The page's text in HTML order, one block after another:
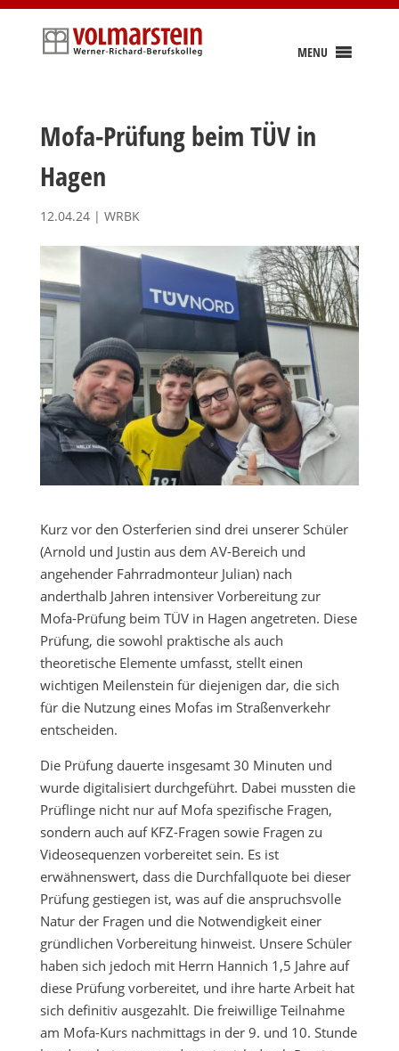
Skip
content
MENU
Mofa-Prüfung beim TÜV in
Hagen
12.04.24| WRBK
Kurz vor den Osterferien sind drei unserer Schüler
(Arnold und Justin aus dem AV-Bereich und
angehender Fahrradmonteur Julian) nach
anderthalb Jahren intensiver Vorbereitung zur
Mofa-Prüfung beim TÜV in Hagen angetreten. Diese
Prüfung, die sowohl praktische als auch
theoretische Elemente umfasst, stellt einen
wichtigen Meilenstein für diejenigen dar, die sich
für die Nutzung eines Mofas im Straßenverkehr
entscheiden.
Die Prüfung dauerte insgesamt 30 Minuten und
wurde digitalisiert durchgeführt. Dabei mussten die
Prüflinge nicht nur auf Mofa spezifische Fragen,
sondern auch auf KFZ-Fragen sowie Fragen zu
Videosequenzen vorbereitet sein. Es ist
erwähnenswert, dass die Durchfallquote bei dieser
Prüfung gestiegen ist, was auf die anspruchsvolle
Natur der Fragen und die Notwendigkeit einer
gründlichen Vorbereitung hinweist. Unsere Schüler
haben sich jedoch mit Herrn Hannich 1,5 Jahre auf
diese Prüfung vorbereitet, und ihre harte Arbeit hat
sich definitiv ausgezahlt. Die freiwillige Teilnahme
am Mofa-Kurs nachmittags in der 9. und 10. Stunde